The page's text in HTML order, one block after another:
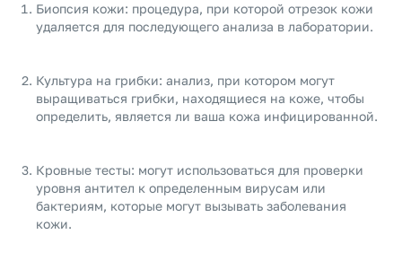
Биопсия кожи: процедура, при которой отрезок кожи
удаляется для последующего анализа в лаборатории.
Культура на грибки: анализ, при котором могут
выращиваться грибки, находящиеся на коже, чтобы
определить, является ли ваша кожа инфицированной.
Кровные тесты: могут использоваться для проверки
уровня антител к определенным вирусам или
бактериям, которые могут вызывать заболевания
кожи.